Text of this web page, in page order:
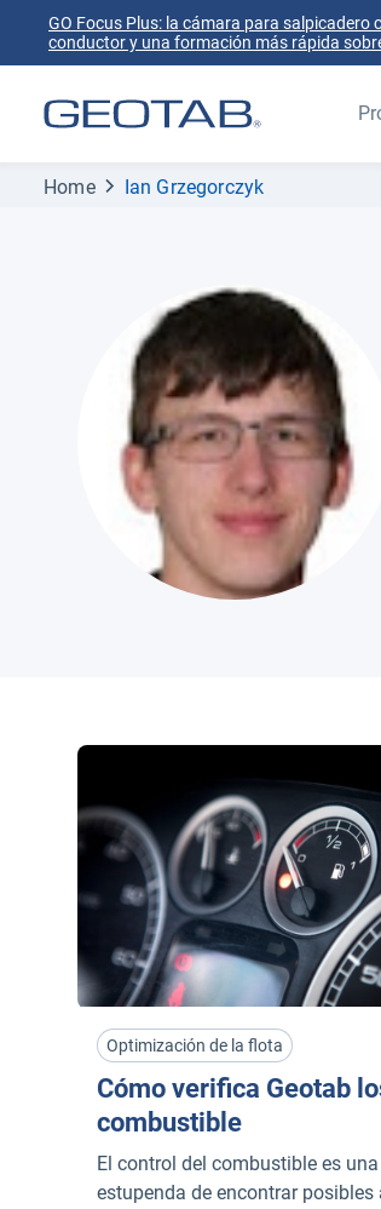
GO Focus Plus: la cámara para
conductor y una formación más rápida
Home Ian Grzegorczyk
Optimización de la flota
Cómo verifica Geotab
combustible
El control del combustible es
estupenda de encontrar